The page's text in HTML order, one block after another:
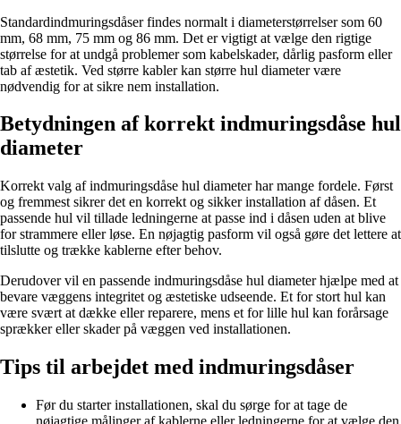
Standardindmuringsdåser findes normalt i diameterstørrelser som 60
mm, 68 mm, 75 mm og 86 mm. Det er vigtigt at vælge den rigtige
størrelse for at undgå problemer som kabelskader, dårlig pasform eller
tab af æstetik. Ved større kabler kan større hul diameter være
nødvendig for at sikre nem installation.
Betydningen af korrekt indmuringsdåse hul
diameter
Korrekt valg af indmuringsdåse hul diameter har mange fordele. Først
og fremmest sikrer det en korrekt og sikker installation af dåsen. Et
passende hul vil tillade ledningerne at passe ind i dåsen uden at blive
for strammere eller løse. En nøjagtig pasform vil også gøre det lettere at
tilslutte og trække kablerne efter behov.
Derudover vil en passende indmuringsdåse hul diameter hjælpe med at
bevare væggens integritet og æstetiske udseende. Et for stort hul kan
være svært at dække eller reparere, mens et for lille hul kan forårsage
sprækker eller skader på væggen ved installationen.
Tips til arbejdet med indmuringsdåser
Før du starter installationen, skal du sørge for at tage de